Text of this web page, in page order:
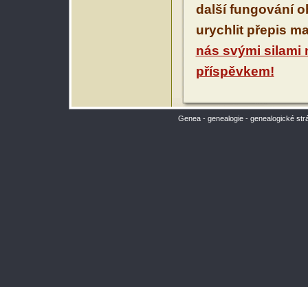
další fungování
urychlit přepis
nás svými silami
příspěvkem!
Genea - genealogie - genealogické